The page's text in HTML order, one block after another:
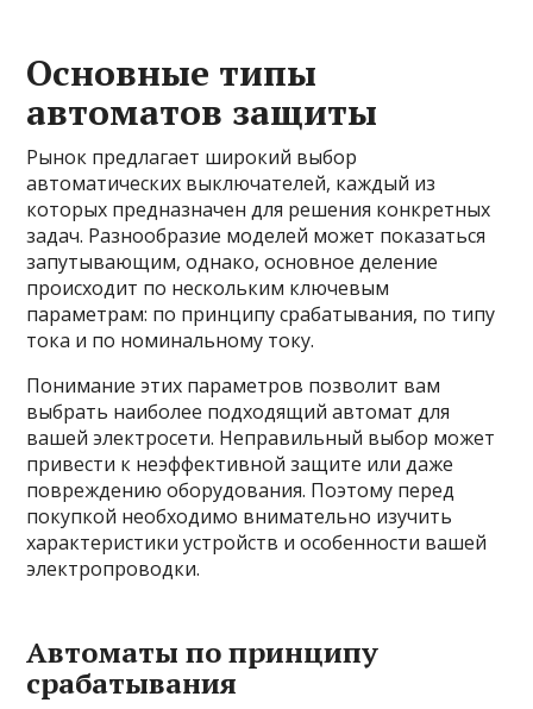
Основные типы
автоматов защиты
Рынок предлагает широкий выбор
автоматических выключателей, каждый из
которых предназначен для решения конкретных
задач. Разнообразие моделей может показаться
запутывающим, однако, основное деление
происходит по нескольким ключевым
параметрам: по принципу срабатывания, по типу
тока и по номинальному току.
Понимание этих параметров позволит вам
выбрать наиболее подходящий автомат для
вашей электросети. Неправильный выбор может
привести к неэффективной защите или даже
повреждению оборудования. Поэтому перед
покупкой необходимо внимательно изучить
характеристики устройств и особенности вашей
электропроводки.
Автоматы по принципу
срабатывания